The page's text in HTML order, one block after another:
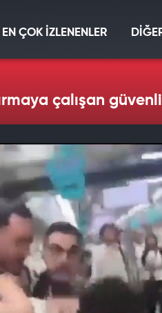
EN ÇOK İZLENENLER
çalışan